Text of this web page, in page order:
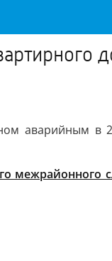
аварийным в
межрайонного